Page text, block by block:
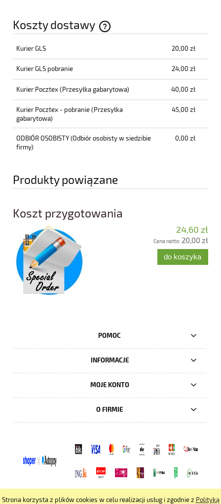
Strona korzysta z plików cookies w celu realizacji usług i zgodnie z Polityką
Koszty dostawy
Cena nie zawiera ewentualnych kosztów płatności
Kurier GLS 20,00 zł
Kurier GLS pobranie 24,00 zł
Kurier Pocztex(Przesyłka gabarytowa) 40,00 zł
Kurier Pocztex - pobranie(Przesyłka
gabarytowa)
45,00 zł
ODBIÓR OSOBISTY(Odbiór osobisty w siedzibie
firmy)
0,00 zł
Produkty powiązane
Koszt przygotowania
24,60 zł
Cena netto: 20,00 zł
do koszyka
POMOC
INFORMACJE
MOJE KONTO
O FIRMIE